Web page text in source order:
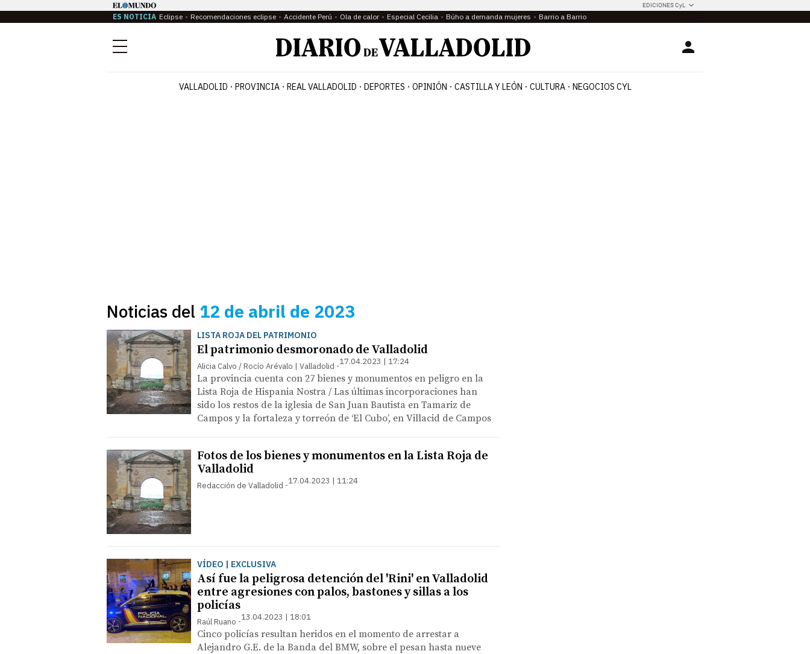
EDICIONES CyL
ES NOTICIA Eclipse Recomendaciones eclipse Accidente Perú Ola de calor Especial Cecilia Búho a demanda mujeres Barrio a Barrio
Menú Login
VALLADOLID PROVINCIA REAL VALLADOLID DEPORTES OPINIÓN CASTILLA Y LEÓN CULTURA NEGOCIOS CYL
Noticias del 12 de abril de 2023
LISTA ROJA DEL PATRIMONIO
El patrimonio desmoronado de Valladolid
Alicia Calvo / Rocío Arévalo | Valladolid 17.04.2023 | 17:24
La provincia cuenta con 27 bienes y monumentos en peligro en la
Lista Roja de Hispania Nostra / Las últimas incorporaciones han
sido los restos de la iglesia de San Juan Bautista en Tamariz de
Campos y la fortaleza y torreón de ‘El Cubo’, en Villacid de Campos
Fotos de los bienes y monumentos en la Lista Roja de
Valladolid
Redacción de Valladolid 17.04.2023 | 11:24
VÍDEO | EXCLUSIVA
Así fue la peligrosa detención del 'Rini' en Valladolid
entre agresiones con palos, bastones y sillas a los
policías
Raúl Ruano 13.04.2023 | 18:01
Cinco policías resultan heridos en el momento de arrestar a
Alejandro G.E. de la Banda del BMW, sobre el pesan hasta nueve